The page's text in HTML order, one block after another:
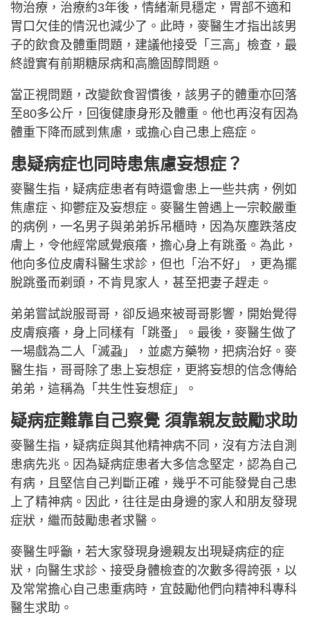
物治療，治療約3年後，情緒漸見穩定，胃部不適和
胃口欠佳的情況也減少了。此時，麥醫生才指出該男
子的飲食及體重問題，建議他接受「三高」檢查，最
終證實有前期糖尿病和高膽固醇問題。
當正視問題，改變飲食習慣後，該男子的體重亦回落
至80多公斤，回復健康身形及體重。他也再沒有因為
體重下降而感到焦慮，或擔心自己患上癌症。
患疑病症也同時患焦慮妄想症？
麥醫生指，疑病症患者有時還會患上一些共病，例如
焦慮症、抑鬱症及妄想症。麥醫生曾遇上一宗較嚴重
的病例，一名男子與弟弟拆吊櫃時，因為灰塵跌落皮
膚上，令他經常感覺痕癢，擔心身上有跳蚤。為此，
他向多位皮膚科醫生求診，但也「治不好」，更為擺
脫跳蚤而剃頭，不肯見家人，甚至把妻子趕走。
弟弟嘗試說服哥哥，卻反過來被哥哥影響，開始覺得
皮膚痕癢，身上同樣有「跳蚤」。最後，麥醫生做了
一場戲為二人「滅蝨」，並處方藥物，把病治好。麥
醫生指，哥哥除了患上妄想症，更將妄想的信念傳給
弟弟，這稱為「共生性妄想症」。
疑病症難靠自己察覺 須靠親友鼓勵求助
麥醫生指，疑病症與其他精神病不同，沒有方法自測
患病先兆。因為疑病症患者大多信念堅定，認為自己
有病，且堅信自己判斷正確，幾乎不可能發覺自己患
上了精神病。因此，往往是由身邊的家人和朋友發現
症狀，繼而鼓勵患者求醫。
麥醫生呼籲，若大家發現身邊親友出現疑病症的症
狀，向醫生求診、接受身體檢查的次數多得誇張，以
及常常擔心自己患重病時，宜鼓勵他們向精神科專科
醫生求助。